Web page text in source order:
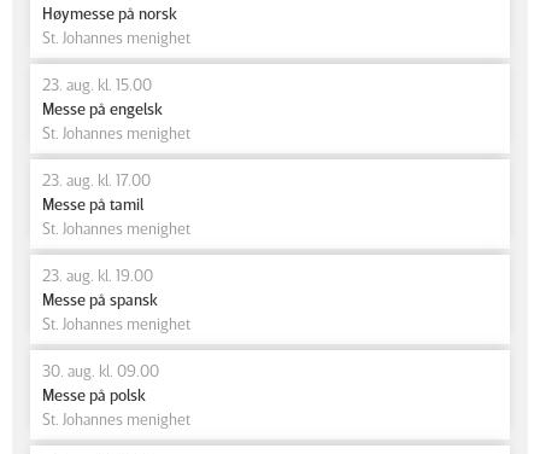
Høymesse på norsk
St. Johannes menighet
23. aug. kl. 15.00
Messe på engelsk
St. Johannes menighet
23. aug. kl. 17.00
Messe på tamil
St. Johannes menighet
23. aug. kl. 19.00
Messe på spansk
St. Johannes menighet
30. aug. kl. 09.00
Messe på polsk
St. Johannes menighet